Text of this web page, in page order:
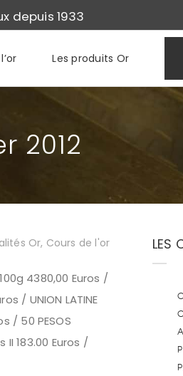
depuis 1933
Les produits Or
2012
Or, Cours de l'or
4380,00 Euros /
/ UNION LATINE
/ 50 PESOS
II 183.00 Euros /
LES